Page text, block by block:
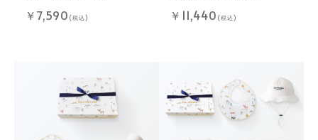
￥7,590 (税込) ￥11,440 (税込)